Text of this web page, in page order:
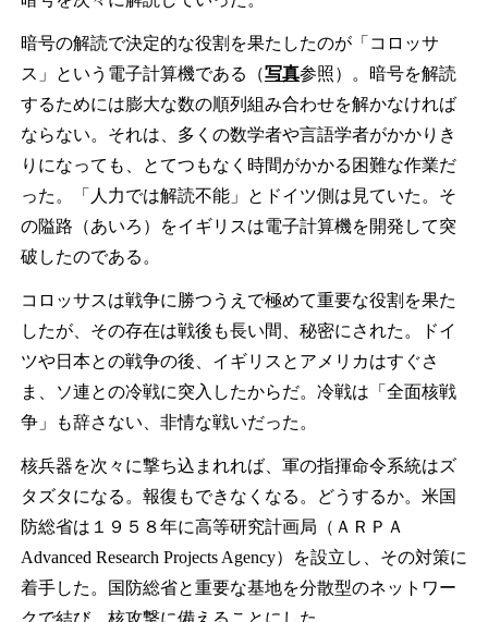
暗号の解読で決定的な役割を果たしたのが「コロッサ
ス」という電子計算機である（写真参照）。暗号を解読
するためには膨大な数の順列組み合わせを解かなければ
ならない。それは、多くの数学者や言語学者がかかりき
りになっても、とてつもなく時間がかかる困難な作業だ
った。「人力では解読不能」とドイツ側は見ていた。そ
の隘路（あいろ）をイギリスは電子計算機を開発して突
破したのである。
コロッサスは戦争に勝つうえで極めて重要な役割を果た
したが、その存在は戦後も長い間、秘密にされた。ドイ
ツや日本との戦争の後、イギリスとアメリカはすぐさ
ま、ソ連との冷戦に突入したからだ。冷戦は「全面核戦
争」も辞さない、非情な戦いだった。
核兵器を次々に撃ち込まれれば、軍の指揮命令系統はズ
タズタになる。報復もできなくなる。どうするか。米国
防総省は１９５８年に高等研究計画局（ＡＲＰＡ
Advanced Research Projects Agency）を設立し、その対策に
着手した。国防総省と重要な基地を分散型のネットワー
クで結び、核攻撃に備えることにした。